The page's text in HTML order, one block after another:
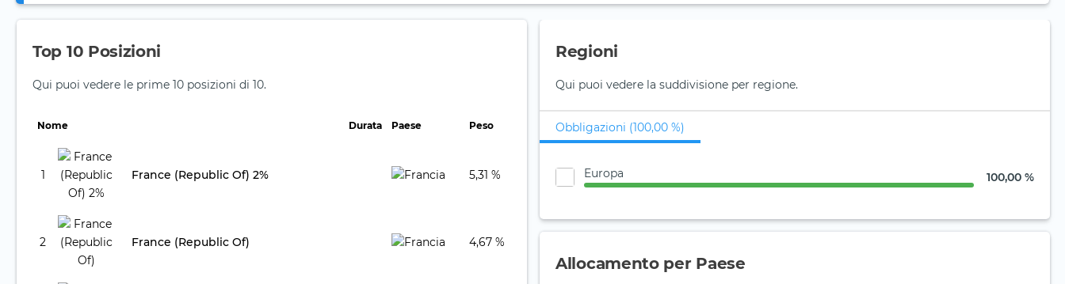
Top 10 Posizioni
Qui puoi vedere le prime 10 posizioni di 10.
Nome Durata Paese Peso
1 France (Republic Of) 2% 5,31 %
2 France (Republic Of) 4,67 %
Regioni
Qui puoi vedere la suddivisione per regione.
Obbligazioni (100,00 %)
Europa 100,00 %
Allocamento per Paese